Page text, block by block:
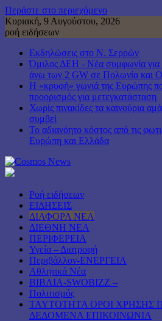
Περάστε στο περιεχόμενο
Κυριακή, 9 Αυγούστου, 2026
ροή ειδήσεων
Εκδηλώσεις στο Ν. Σερρών
Όμιλος ΔΕΗ - Νέα συμφωνία
άνω των 2 GW σε Πολωνία και
Η «κρυφή» γωνιά της Ευρώπης
προορισμός για μετεγκατάσταση
Χωρίς πινακίδες τα καινούρια
συμβεί
Το αδιανόητο κόστος από τις
Ευρώπη και Ελλάδα
Ροή ειδήσεων
ΕΙΔΗΣΕΙΣ
ΔΙΑΦΟΡΑ ΝΕΑ
ΔΙΕΘΝΗ ΝΕΑ
ΠΕΡΙΦΕΡΕΙΑ
Υγεία – Διατροφή
Περιβάλλον-ΕΝΕΡΓΕΙΑ
Αθλητικά Νέα
ΒΙΒΛΙΑ-SWOBIZZ –
Πολιτισμός
TAYTOTHTA ΟΡΟΙ ΧΡΗΣΗΣ
ΔΕΔΟΜΕΝΑ ΕΠΙΚΟΙΝΩΝΙΑ